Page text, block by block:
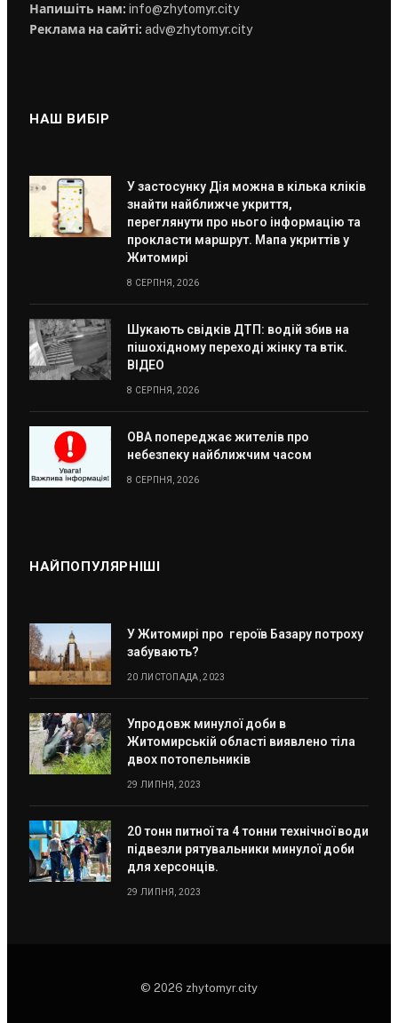
Напишіть нам: info@zhytomyr.city
Реклама на сайті: adv@zhytomyr.city
НАШ ВИБІР
У застосунку Дія можна в кілька кліків
знайти найближче укриття,
переглянути про нього інформацію та
прокласти маршрут. Мапа укриттів у
Житомирі
8 СЕРПНЯ, 2026
Шукають свідків ДТП: водій збив на
пішохідному переході жінку та втік.
ВІДЕО
8 СЕРПНЯ, 2026
ОВА попереджає жителів про
небезпеку найближчим часом
8 СЕРПНЯ, 2026
НАЙПОПУЛЯРНІШІ
У Житомирі про героїв Базару потроху
забувають?
20 ЛИСТОПАДА, 2023
Упродовж минулої доби в
Житомирській області виявлено тіла
двох потопельників
29 ЛИПНЯ, 2023
20 тонн питної та 4 тонни технічної води
підвезли рятувальники минулої доби
для херсонців.
29 ЛИПНЯ, 2023
© 2026 zhytomyr.city